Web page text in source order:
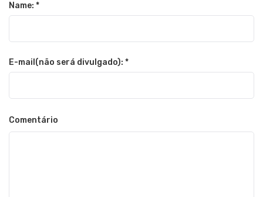
Name: *
E-mail(não será divulgado): *
Comentário